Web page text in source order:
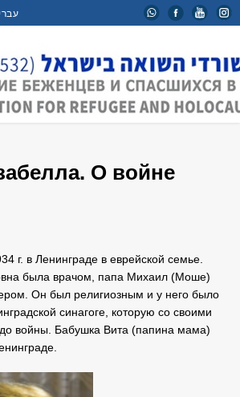
/ Дагович Изабелла. О войне
О войне
г. в Ленинграде в еврейской семье.
была врачом, папа Михаил (Моше)
Он был религиозным и у него было
синагоге, которую со своими
войны. Бабушка Вита (папина мама)